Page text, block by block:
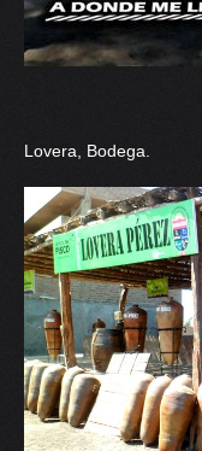
Lovera, Bodega.